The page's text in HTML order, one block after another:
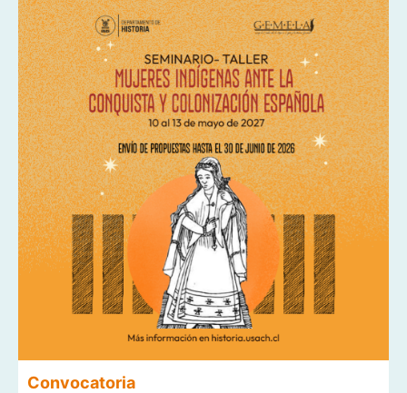
Convocatoria